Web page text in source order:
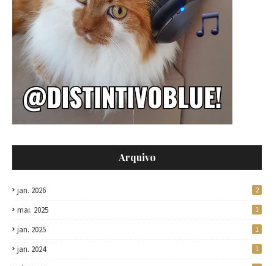
Arquivo
jan. 2026 2
mai. 2025 1
jan. 2025 1
jan. 2024 1